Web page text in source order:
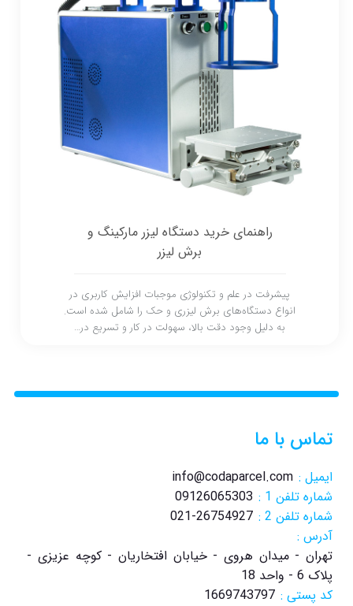
راهنمای خرید دستگاه لیزر مارکینگ و
برش لیزر
پیشرفت‌ در علم و تکنولوژی موجبات افزایش کاربری در
انواع دستگاه‌های برش لیزری و حک را شامل شده است.
به دلیل وجود دقت بالا، سهولت در کار و تسریع در…
تماس با ما
ایمیل : info@codaparcel.com
شماره تلفن 1 :
09126065303
شماره تلفن 2 :
021-26754927
آدرس :
تهران - میدان هروی - خیابان افتخاریان - کوچه عزیزی -
پلاک 6 - واحد 18
کد پستی : 1669743797